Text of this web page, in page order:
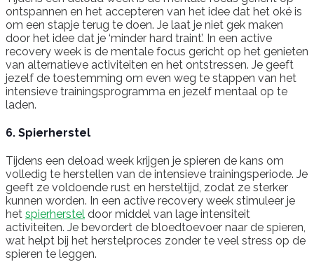
ontspannen en het accepteren van het idee dat het oké is
om een stapje terug te doen. Je laat je niet gek maken
door het idee dat je ‘minder hard traint’. In een active
recovery week is de mentale focus gericht op het genieten
van alternatieve activiteiten en het ontstressen. Je geeft
jezelf de toestemming om even weg te stappen van het
intensieve trainingsprogramma en jezelf mentaal op te
laden.
6. Spierherstel
Tijdens een deload week krijgen je spieren de kans om
volledig te herstellen van de intensieve trainingsperiode. Je
geeft ze voldoende rust en hersteltijd, zodat ze sterker
kunnen worden. In een active recovery week stimuleer je
het spierherstel door middel van lage intensiteit
activiteiten. Je bevordert de bloedtoevoer naar de spieren,
wat helpt bij het herstelproces zonder te veel stress op de
spieren te leggen.